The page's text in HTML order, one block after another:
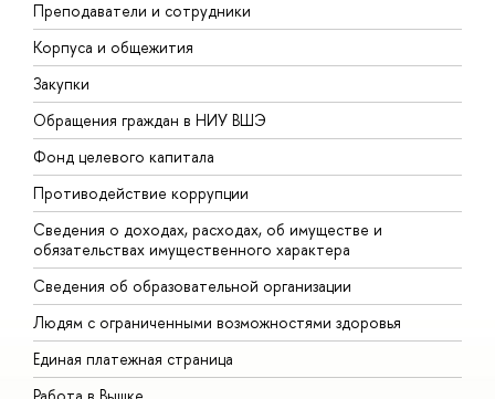
Преподаватели и сотрудники
Корпуса и общежития
Закупки
Обращения граждан в НИУ ВШЭ
Фонд целевого капитала
Противодействие коррупции
Сведения о доходах, расходах, об имуществе и
обязательствах имущественного характера
Сведения об образовательной организации
Людям с ограниченными возможностями здоровья
Единая платежная страница